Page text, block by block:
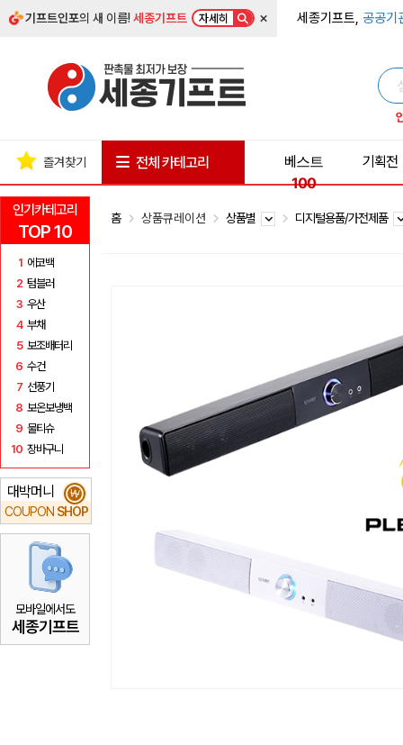
기프트인포의 새 이름!세종기프트 자세히 × 세종기프트, 공공기
인기카테고리
TOP 10
1 에코백
2 텀블러
3 우산
4 부채
5 보조배터리
6 수건
7 선풍기
8 보온보냉백
9 물티슈
10 장바구니
대박머니
COUPON SHOP
₩
모바일에서도
세종기프트
즐겨찾기 전체 카테고리
베스트
100
기획전
홈 상품큐레이션 상품별 디지털용품/가전제품